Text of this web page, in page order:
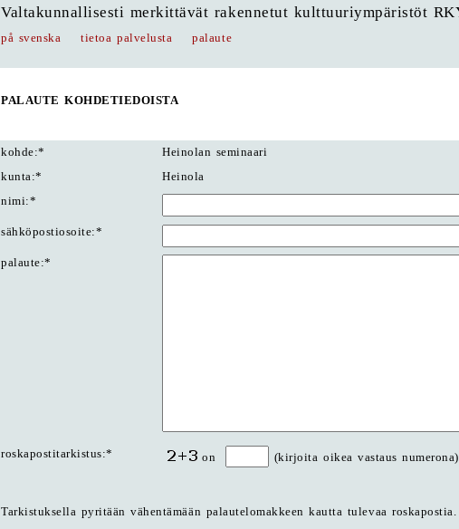
Valtakunnallisesti merkittävät rakennetut kulttuuriympäristöt
på svenska tietoa palvelusta palaute
PALAUTE KOHDETIEDOISTA
kohde:*
Heinolan seminaari
kunta:*
Heinola
nimi:*
sähköpostiosoite:*
palaute:*
roskapostitarkistus:* on (kirjoita oikea vastaus numerona)
Tarkistuksella pyritään vähentämään palautelomakkeen kautta tulevaa roskapostia.